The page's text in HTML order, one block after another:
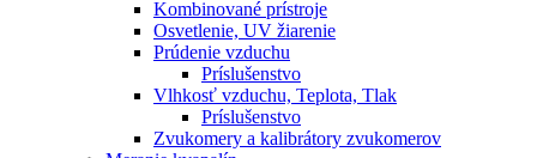
Kombinované prístroje
Osvetlenie, UV žiarenie
Prúdenie vzduchu
Príslušenstvo
Vlhkosť vzduchu, Teplota, Tlak
Príslušenstvo
Zvukomery a kalibrátory zvukomerov